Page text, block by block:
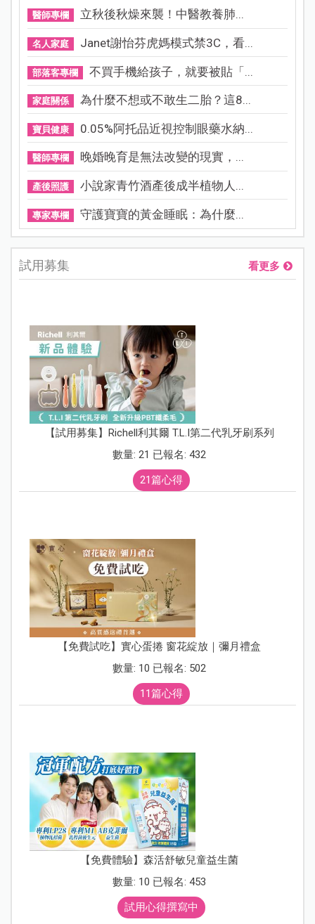
醫師專欄 立秋後秋燥來襲！中醫教養肺...
名人家庭 Janet謝怡芬虎媽模式禁3C，看...
部落客專欄 不買手機給孩子，就要被貼「...
家庭關係 為什麼不想或不敢生二胎？這8...
寶貝健康 0.05%阿托品近視控制眼藥水納...
醫師專欄 晚婚晚育是無法改變的現實，...
產後照護 小說家青竹酒產後成半植物人...
專家專欄 守護寶寶的黃金睡眠：為什麼...
試用募集 看更多
【試用募集】Richell利其爾 T.L.I第二代乳牙刷系列
數量: 21 已報名: 432
21篇心得
【免費試吃】實心蛋捲 窗花綻放｜彌月禮盒
數量: 10 已報名: 502
11篇心得
【免費體驗】森活舒敏兒童益生菌
數量: 10 已報名: 453
試用心得撰寫中